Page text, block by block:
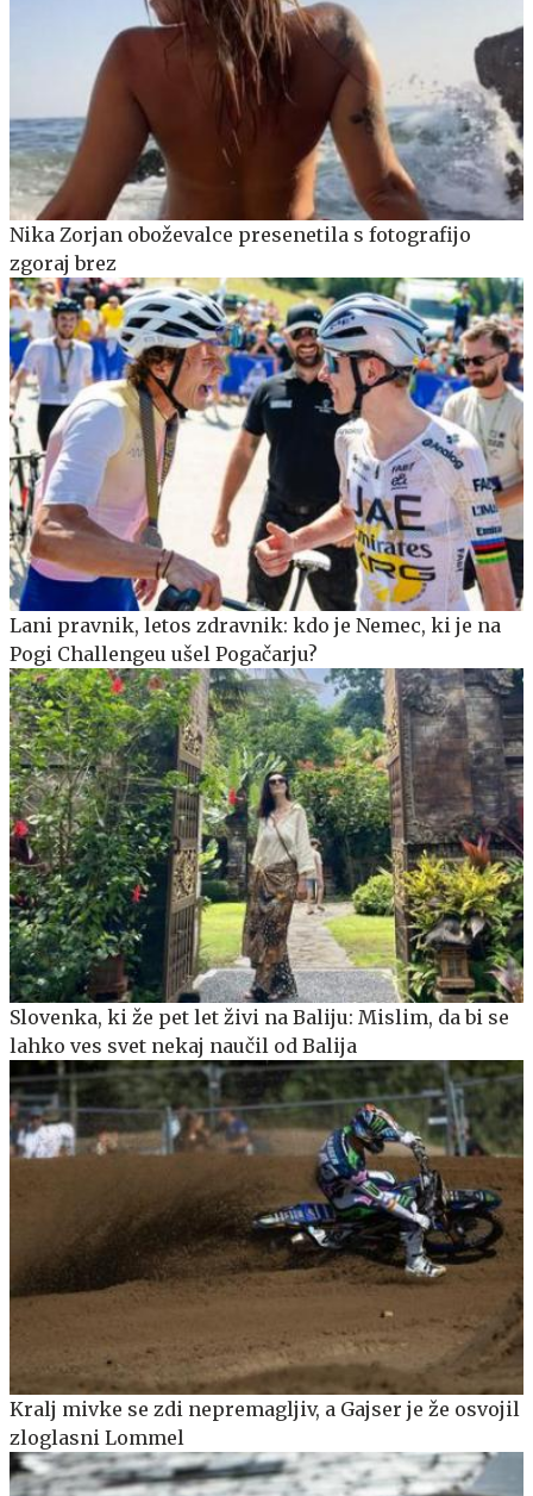
Nika Zorjan oboževalce presenetila s fotografijo
zgoraj brez
Lani pravnik, letos zdravnik: kdo je Nemec, ki je na
Pogi Challengeu ušel Pogačarju?
Slovenka, ki že pet let živi na Baliju: Mislim, da bi se
lahko ves svet nekaj naučil od Balija
Kralj mivke se zdi nepremagljiv, a Gajser je že osvojil
zloglasni Lommel